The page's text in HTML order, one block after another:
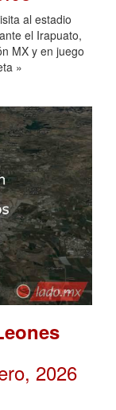
al estadio
el Irapuato,
MX y en juego
»
2026